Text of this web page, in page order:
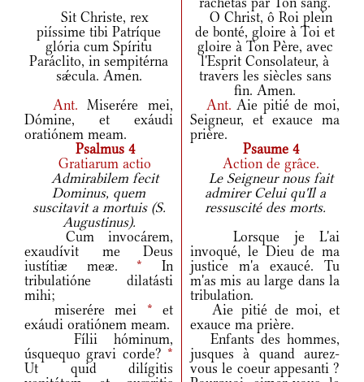
Sit Christe, rex
piíssime tibi Patríque
glória cum Spíritu
Paráclito, in sempitérna
sǽcula. Amen.
O Christ, ô Roi plein
de bonté, gloire à Toi et
gloire à Ton Père, avec
l'Esprit Consolateur, à
travers les siècles sans
fin. Amen.
Ant.Miserére mei,
Dómine, et exáudi
oratiónem meam.
Ant.Aie pitié de moi,
Seigneur, et exauce ma
prière.
Psalmus 4
Psaume 4
Gratiarum actio
Action de grâce.
Admirabilem fecit
Dominus, quem
suscitavit a mortuis (S.
Augustinus).
Le Seigneur nous fait
admirer Celui qu'Il a
ressuscité des morts.
Cum invocárem,
exaudívit me Deus
iustítiæ meæ.* In
tribulatióne dilatásti
mihi;
Lorsque je L'ai
invoqué, le Dieu de ma
justice m'a exaucé. Tu
m'as mis au large dans la
tribulation.
miserére mei * et
exáudi oratiónem meam.
Aie pitié de moi, et
exauce ma prière.
Fílii hóminum,
úsquequo gravi corde? *
Ut quid dilígitis
Enfants des hommes,
jusques à quand aurez-
vous le coeur appesanti ?